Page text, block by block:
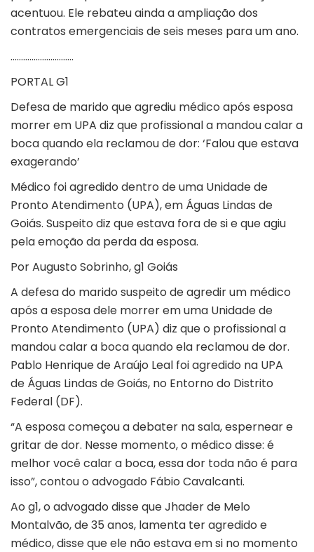
acentuou. Ele rebateu ainda a ampliação dos
contratos emergenciais de seis meses para um ano.
…………………………
PORTAL G1
Defesa de marido que agrediu médico após esposa
morrer em UPA diz que profissional a mandou calar a
boca quando ela reclamou de dor: ‘Falou que estava
exagerando’
Médico foi agredido dentro de uma Unidade de
Pronto Atendimento (UPA), em Águas Lindas de
Goiás. Suspeito diz que estava fora de si e que agiu
pela emoção da perda da esposa.
Por Augusto Sobrinho, g1 Goiás
A defesa do marido suspeito deagredir um médico
após a esposa dele morrer em uma Unidade de
Pronto Atendimento (UPA) diz que o profissional a
mandou calar a boca quando ela reclamou de dor.
Pablo Henrique de Araújo Leal foi agredido na UPA
de Águas Lindas de Goiás, no Entorno do Distrito
Federal (DF).
“A esposa começou a debater na sala, espernear e
gritar de dor. Nesse momento, o médico disse: é
melhor você calar a boca, essa dor toda não é para
isso”, contou o advogado Fábio Cavalcanti.
Ao g1, o advogado disse que Jhader de Melo
Montalvão, de 35 anos, lamenta ter agredido e
médico, disse que ele não estava em si no momento